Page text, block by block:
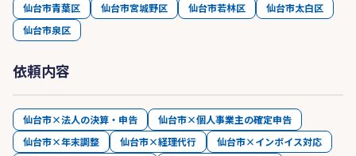
仙台市青葉区 仙台市宮城野区 仙台市若林区
仙台市太白区
仙台市泉区
依頼内容
仙台市×法人の決算・申告
仙台市×個人事業主の確定申告
仙台市×年末調整
仙台市×経理代行
仙台市×インボイス対応